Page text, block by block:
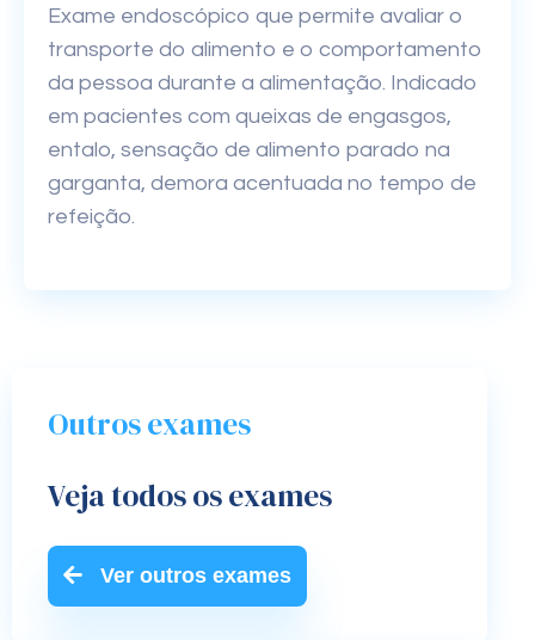
Exame endoscópico que permite avaliar o
transporte do alimento e o comportamento
da pessoa durante a alimentação. Indicado
em pacientes com queixas de engasgos,
entalo, sensação de alimento parado na
garganta, demora acentuada no tempo de
refeição.
Outros exames
Veja todos os exames
Ver outros exames